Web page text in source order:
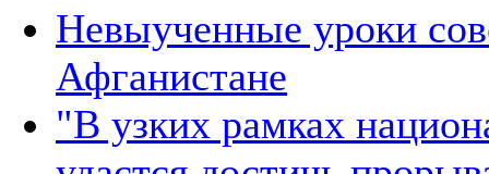
Невыученные уроки
Афганистане
"В узких рамках